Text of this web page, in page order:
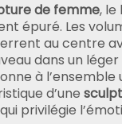
de femme, le
épuré. Les
au centre
dans un
à l’ensemble
d’une
qui privilégie